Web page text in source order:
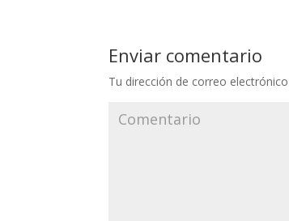
Enviar comentario
Tu dirección de correo